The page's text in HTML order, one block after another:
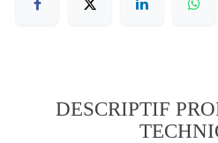
DESCRIPTIF